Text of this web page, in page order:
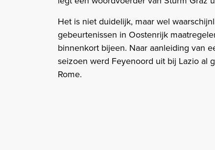
Het is niet duidelijk, maar wel
gebeurtenissen in Oostenrijk
binnenkort bijeen. Naar aanleiding van
seizoen werd Feyenoord uit bij Lazio al
Rome.